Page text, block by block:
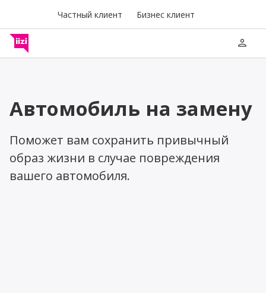
Частный клиент Бизнес клиент
person
Автомобиль на замену
Поможет вам сохранить привычный
образ жизни в случае повреждения
вашего автомобиля.